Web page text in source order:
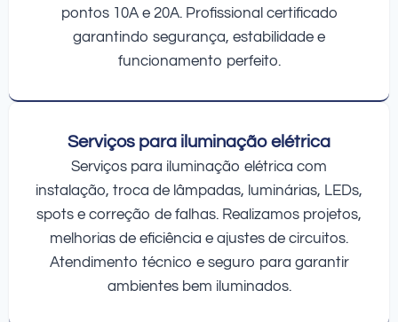
pontos 10A e 20A. Profissional certificado
garantindo segurança, estabilidade e
funcionamento perfeito.
Serviços para iluminação elétrica
Serviços para iluminação elétrica com
instalação, troca de lâmpadas, luminárias, LEDs,
spots e correção de falhas. Realizamos projetos,
melhorias de eficiência e ajustes de circuitos.
Atendimento técnico e seguro para garantir
ambientes bem iluminados.